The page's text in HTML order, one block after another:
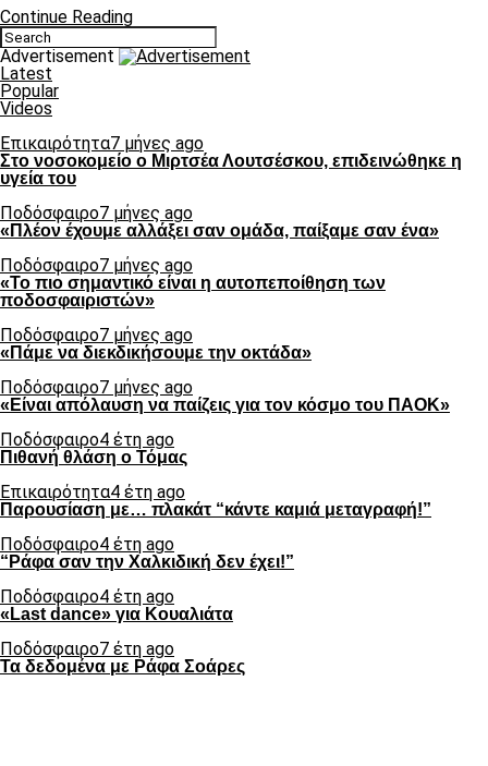
Continue Reading
Advertisement
Latest
Popular
Videos
Επικαιρότητα7 μήνες ago
Στο νοσοκομείο ο Μιρτσέα Λουτσέσκου, επιδεινώθηκε η
υγεία του
Ποδόσφαιρο7 μήνες ago
«Πλέον έχουμε αλλάξει σαν ομάδα, παίξαμε σαν ένα»
Ποδόσφαιρο7 μήνες ago
«Το πιο σημαντικό είναι η αυτοπεποίθηση των
ποδοσφαιριστών»
Ποδόσφαιρο7 μήνες ago
«Πάμε να διεκδικήσουμε την οκτάδα»
Ποδόσφαιρο7 μήνες ago
«Είναι απόλαυση να παίζεις για τον κόσμο του ΠΑΟΚ»
Ποδόσφαιρο4 έτη ago
Πιθανή θλάση ο Τόμας
Επικαιρότητα4 έτη ago
Παρουσίαση με… πλακάτ “κάντε καμιά μεταγραφή!”
Ποδόσφαιρο4 έτη ago
“Ράφα σαν την Χαλκιδική δεν έχει!”
Ποδόσφαιρο4 έτη ago
«Last dance» για Κουαλιάτα
Ποδόσφαιρο7 έτη ago
Τα δεδομένα με Ράφα Σοάρες